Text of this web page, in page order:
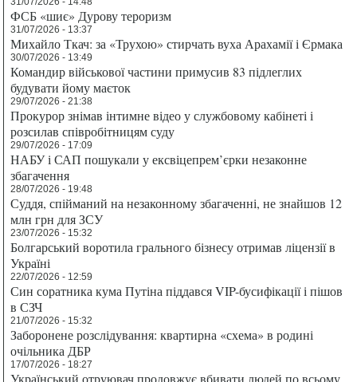
ФСБ «шиє» Дурову тероризм
31/07/2026 - 13:37
Михайло Ткач: за «Трухою» стирчать вуха Арахамії і Єрмака
30/07/2026 - 13:49
Командир військової частини примусив 83 підлеглих
будувати йому маєток
29/07/2026 - 21:38
Прокурор знімав інтимне відео у службовому кабінеті і
розсилав співробітницям суду
29/07/2026 - 17:09
НАБУ і САП пошукали у ексвіцепрем’єрки незаконне
збагачення
28/07/2026 - 19:48
Суддя, спійманий на незаконному збагаченні, не знайшов 12
млн грн для ЗСУ
23/07/2026 - 15:32
Болгарський воротила грального бізнесу отримав ліцензії в
Україні
22/07/2026 - 12:59
Син соратника кума Путіна піддався VIP-бусифікації і пішов
в СЗЧ
21/07/2026 - 15:32
Заборонене розслідування: квартирна «схема» в родині
очільника ДБР
17/07/2026 - 18:27